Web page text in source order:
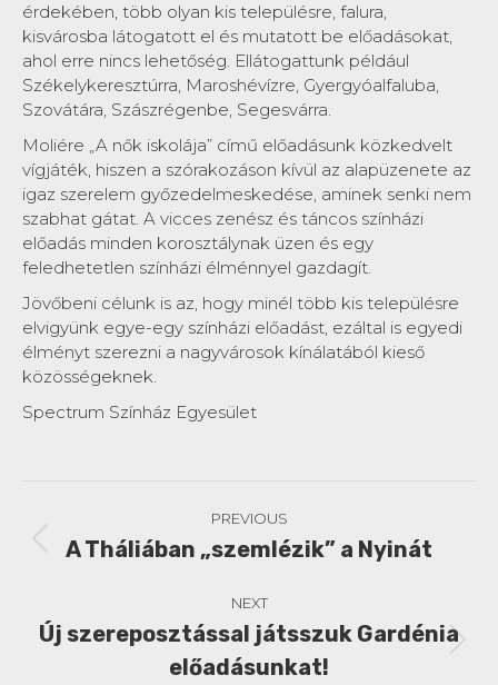
érdekében, több olyan kis településre, falura,
kisvárosba látogatott el és mutatott be előadásokat,
ahol erre nincs lehetőség. Ellátogattunk például
Székelykeresztúrra, Maroshévízre, Gyergyóalfaluba,
Szovátára, Szászrégenbe, Segesvárra.
Moliére „A nők iskolája” című előadásunk közkedvelt
vígjáték, hiszen a szórakozáson kívül az alapüzenete az
igaz szerelem győzedelmeskedése, aminek senki nem
szabhat gátat. A vicces zenész és táncos színházi
előadás minden korosztálynak üzen és egy
feledhetetlen színházi élménnyel gazdagít.
Jövőbeni célunk is az, hogy minél több kis településre
elvigyünk egye-egy színházi előadást, ezáltal is egyedi
élményt szerezni a nagyvárosok kínálatából kieső
közösségeknek.
Spectrum Színház Egyesület
navigation
PREVIOUS
Previous
A Tháliában „szemlézik” a Nyinát
NEXT
Next
post:
Új szereposztással játsszuk Gardénia
előadásunkat!